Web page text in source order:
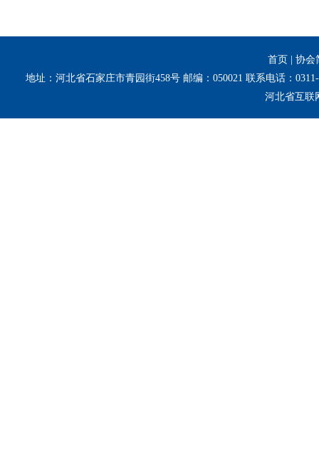
首页
协会
地址：河北省石家庄市青园街458号 邮编：050021 联系电话：
河北省互联